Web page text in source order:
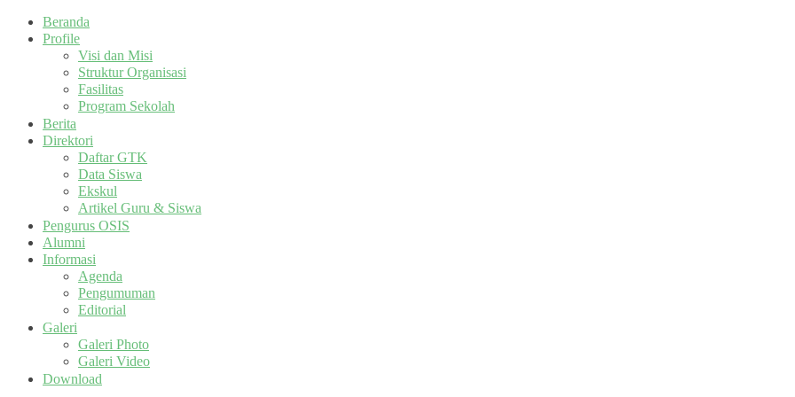
Beranda
Profile
Visi dan Misi
Struktur Organisasi
Fasilitas
Program Sekolah
Berita
Direktori
Daftar GTK
Data Siswa
Ekskul
Artikel Guru & Siswa
Pengurus OSIS
Alumni
Informasi
Agenda
Pengumuman
Editorial
Galeri
Galeri Photo
Galeri Video
Download